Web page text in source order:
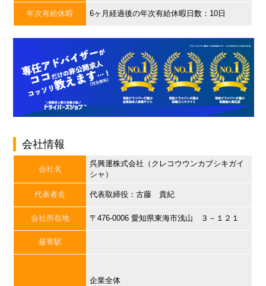
年次有給休暇 6ヶ月経過後の年次有給休暇日数：10日
会社情報
会社名
呉興運株式会社（クレコウウンカブシキガイ
シャ）
代表者名 代表取締役：古藤 貴紀
会社所在地 〒476-0006 愛知県東海市浅山 ３－１２１
最寄駅
企業全体